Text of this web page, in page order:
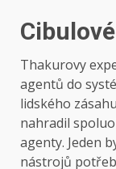
Thakurovy
agentů do
lidského
nahradil
agenty. Jeden
nástrojů